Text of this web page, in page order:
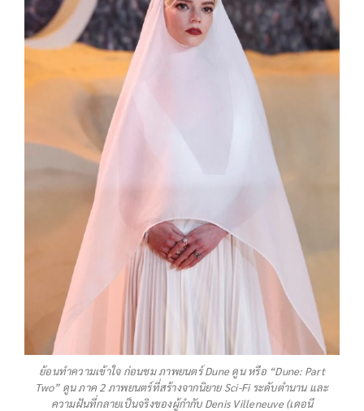
ย้อนทำความเข้าใจ ก่อนชม ภาพยนตร์ Dune ดูน หรือ “Dune: Part
Two” ดูน ภาค 2 ภาพยนตร์ที่สร้างจากนิยาย Sci-Fi ระดับตำนาน และ
ความฝันที่กลายเป็นจริงของผู้กำกับ Denis Villeneuve (เดอนี